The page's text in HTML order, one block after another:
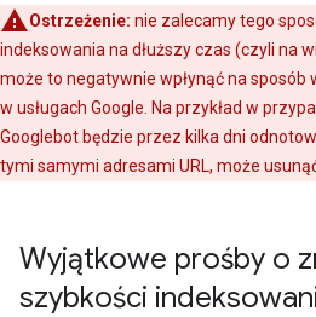
Ostrzeżenie: nie zalecamy tego
indeksowania na dłuższy czas (czyli na
może to negatywnie wpłynąć na
w usługach Google. Na przykład w
Googlebot będzie przez kilka dni
tymi samymi adresami URL, może
Wyjątkowe prośby o
szybkości